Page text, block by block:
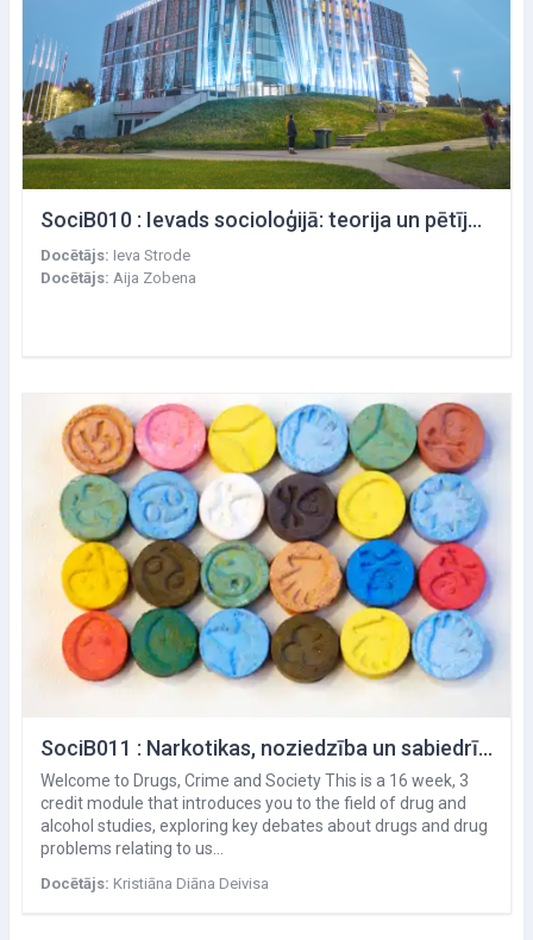
SociB010 : Ievads socioloģijā: teorija un pētījumu virzieni Latvijā
Docētājs: Ieva Strode
Docētājs: Aija Zobena
SociB011 : Narkotikas, noziedzība un sabiedrība
Welcome to Drugs, Crime and Society This is a 16 week, 3
credit module that introduces you to the field of drug and
alcohol studies, exploring key debates about drugs and drug
problems relating to us…
Docētājs: Kristiāna Diāna Deivisa